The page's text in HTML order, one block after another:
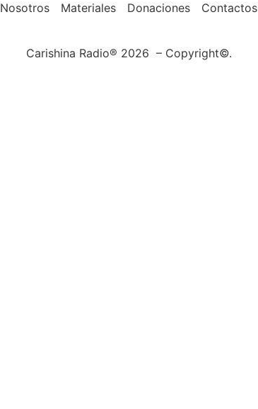
Nosotros Materiales Donaciones Contactos
Carishina Radio® 2026 – Copyright©.